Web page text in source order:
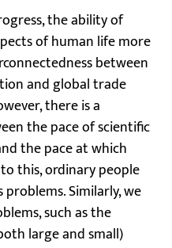
the ability of
of human life more
between
and global trade
there is a
the pace of scientific
the pace at which
this, ordinary people
Similarly, we
such as the
large and small)